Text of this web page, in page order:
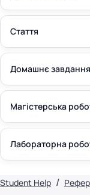
Стаття
Домашнє завдання
Магістерська
Лабораторна
Student Help